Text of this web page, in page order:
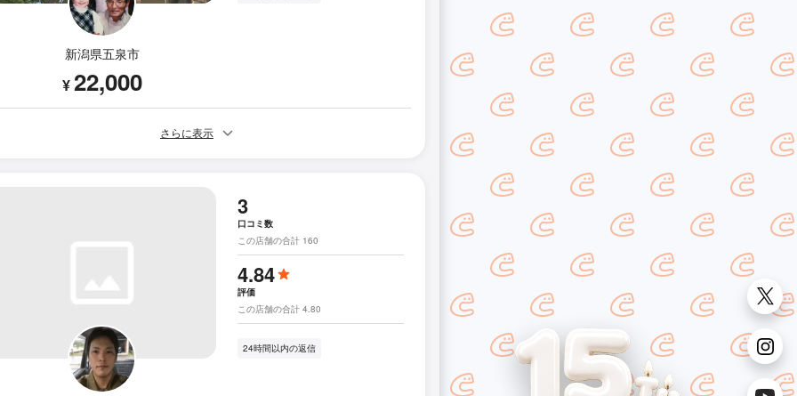
新潟県五泉市
¥22,000
さらに表示
3
口コミ数
この店舗の合計 160
4.84
評価
この店舗の合計 4.80
24時間以内の返信